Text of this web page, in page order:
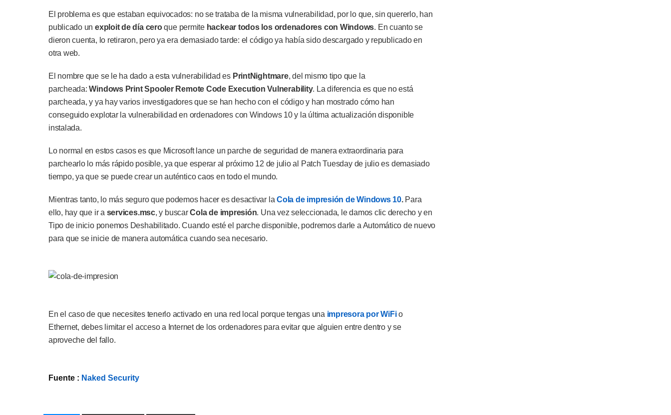
El problema es que estaban equivocados: no se trataba de la misma vulnerabilidad, por lo que, sin quererlo, han
publicado unexploit de día ceroque permite hackear todos los ordenadores con Windows. En cuanto se
dieron cuenta, lo retiraron, pero ya era demasiado tarde: el código ya había sido descargado y republicado en
otra web.
El nombre que se le ha dado a esta vulnerabilidad es PrintNightmare, del mismo tipo que la
parcheada:Windows Print Spooler Remote Code Execution Vulnerability. La diferencia es que no está
parcheada, y ya hay varios investigadores que se han hecho con el código y han mostrado cómo han
conseguido explotar la vulnerabilidad en ordenadores con Windows 10 y la última actualización disponible
instalada.
Lo normal en estos casos es que Microsoft lance un parche de seguridad de manera extraordinaria para
parchearlo lo más rápido posible, ya que esperar al próximo 12 de julio al Patch Tuesday de julio es demasiado
tiempo, ya que se puede crear un auténtico caos en todo el mundo.
Mientras tanto, lo más seguro que podemos hacer es desactivar laCola de impresión de Windows 10.Para
ello, hay que ir a services.msc, y buscarCola de impresión. Una vez seleccionada, le damos clic derecho y en
Tipo de inicio ponemos Deshabilitado. Cuando esté el parche disponible, podremos darle a Automático de nuevo
para que se inicie de manera automática cuando sea necesario.
En el caso de que necesites tenerlo activado en una red local porque tengas una impresora por WiFio
Ethernet, debes limitar el acceso a Internet de los ordenadores para evitar que alguien entre dentro y se
aproveche del fallo.
Fuente : Naked Security